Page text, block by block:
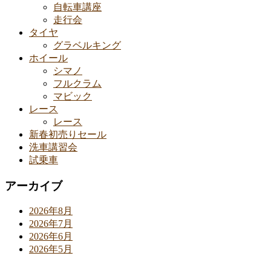
自転車講座
走行会
タイヤ
グラベルキング
ホイール
シマノ
フルクラム
マビック
レース
レース
新春初売りセール
洗車講習会
試乗車
アーカイブ
2026年8月
2026年7月
2026年6月
2026年5月